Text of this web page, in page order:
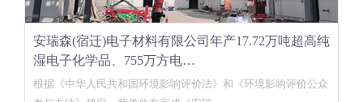
安瑞森(宿迁)电子材料有限公司年产17.72万吨超高纯
湿电子化学品、755万方电…
根据《中华人民共和国环境影响评价法》和《环境影响评价公众